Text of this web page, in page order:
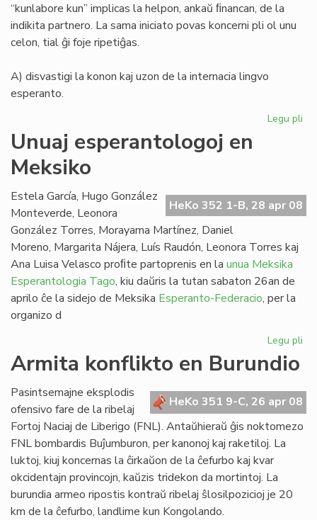
“kunlabore kun” implicas la helpon, ankaŭ ﬁnancan, de la
indikita partnero. La sama iniciato povas koncerni pli ol unu
celon, tial ĝi foje ripetiĝas.
A) disvastigi la konon kaj uzon de la internacia lingvo
esperanto.
Legu pli
Unuaj esperantologoj en
Meksiko
HeKo 352 1-B, 28 apr 08
Estela García, Hugo González
Monteverde, Leonora
González Torres, Morayama Martínez, Daniel
Moreno, Margarita Nájera, Luís Raudón, Leonora Torres kaj
Ana Luisa Velasco proﬁte partoprenis en la unua Meksika
Esperantologia Tago, kiu daŭris la tutan sabaton 26an de
aprilo ĉe la sidejo de Meksika Esperanto-Federacio, per la
organizo d
Legu pli
Armita konflikto en Burundio
HeKo 351 9-C, 26 apr 08
Pasintsemajne eksplodis
ofensivo fare de la ribelaj
Fortoj Naciaj de Liberigo (FNL). Antaŭhieraŭ ĝis noktomezo
FNL bombardis Buĵumburon, per kanonoj kaj raketiloj. La
luktoj, kiuj koncernas la ĉirkaŭon de la ĉefurbo kaj kvar
okcidentajn provincojn, kaŭzis tridekon da mortintoj. La
burundia armeo ripostis kontraŭ ribelaj ŝlosilpozicioj je 20
km de la ĉefurbo, landlime kun Kongolando.